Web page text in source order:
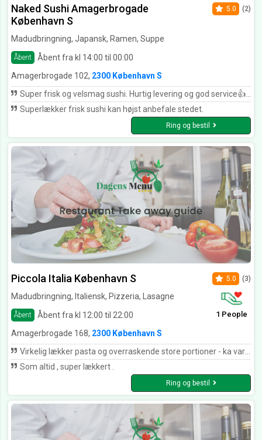
Naked Sushi Amagerbrogade
København S
Madudbringning, Japansk, Ramen, Suppe
Åbent Åbent fra kl 14:00 til 00:00
5.0 (2)
Amagerbrogade 102, 2300 København S
Super frisk og velsmag sushi. Hurtig levering og god service👍 Har prøvet mange sushisteder. Naked sushi er klar mit favorit sushi sted 👌
Superlækker frisk sushi kan højst anbefale stedet.
Ring og bestil
Piccola Italia København S
Madudbringning, Italiensk, Pizzeria, Lasagne
Åbent Åbent fra kl 12:00 til 22:00
5.0 (3)
1 People
Amagerbrogade 168, 2300 København S
Virkelig lækker pasta og overraskende store portioner - ka varmt anbefales
Som altid , super lækkert .
Ring og bestil